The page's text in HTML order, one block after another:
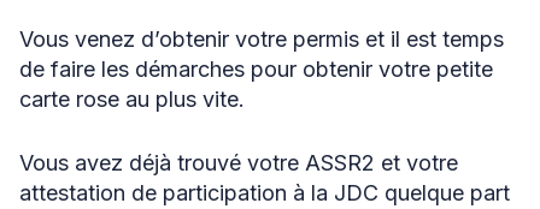
Vous venez d’obtenir votre permis et il est temps
de faire les démarches pour obtenir votre petite
carte rose au plus vite.
Vous avez déjà trouvé votre ASSR2 et votre
attestation de participation à la JDC quelque part